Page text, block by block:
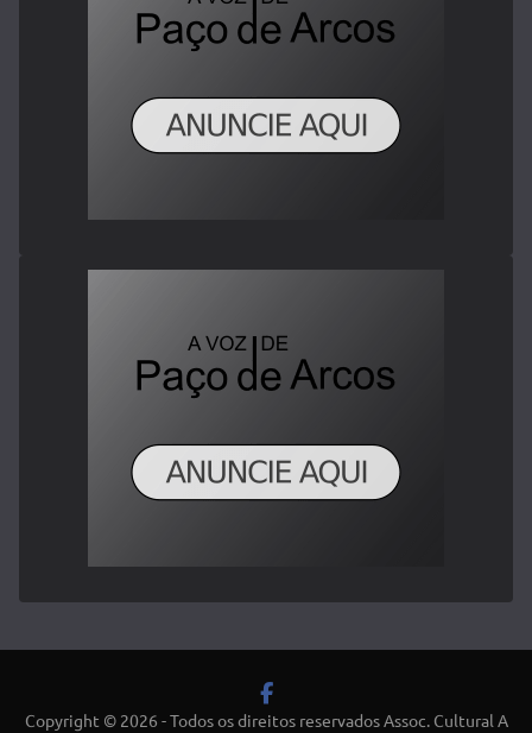
Copyright © 2026 - Todos os direitos reservados Assoc. Cultural A